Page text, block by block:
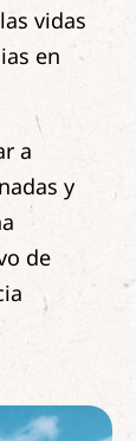
vidas
en
a
y
de